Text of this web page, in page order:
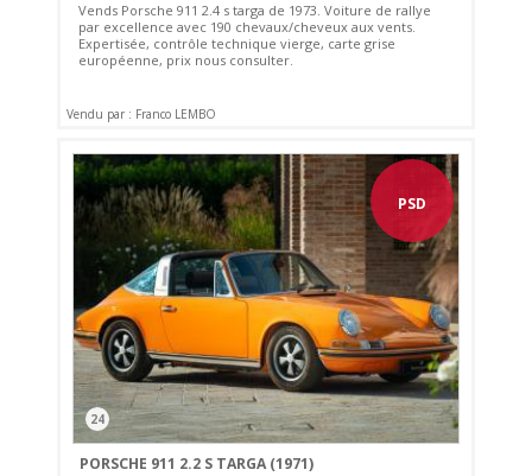
Vends Porsche 911 2.4 s targa de 1973. Voiture de rallye
par excellence avec 190 chevaux/cheveux aux vents.
Expertisée, contrôle technique vierge, carte grise
européenne, prix nous consulter.
Vendu par : Franco LEMBO
PSD
24
PORSCHE 911 2.2 S TARGA (1971)